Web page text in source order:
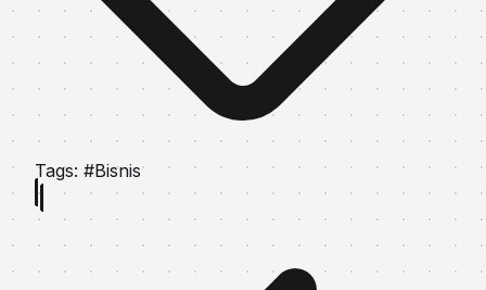
Tags: #Bisnis